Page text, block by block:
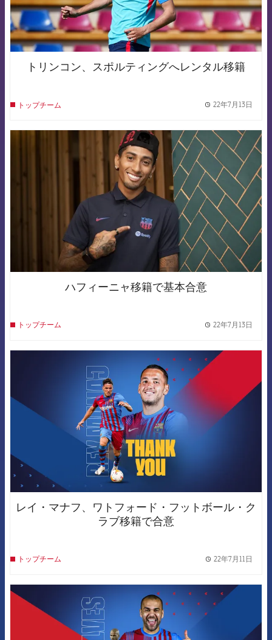
トリンコン、スポルティングへレンタル移籍
トップチーム 22年7月13日
FCB Barcelona badge
ハフィーニャ移籍で基本合意
トップチーム 22年7月13日
FCB Barcelona badge
レイ・マナフ、ワトフォード・フットボール・ク
ラブ移籍で合意
トップチーム 22年7月11日
FCB Barcelona badge